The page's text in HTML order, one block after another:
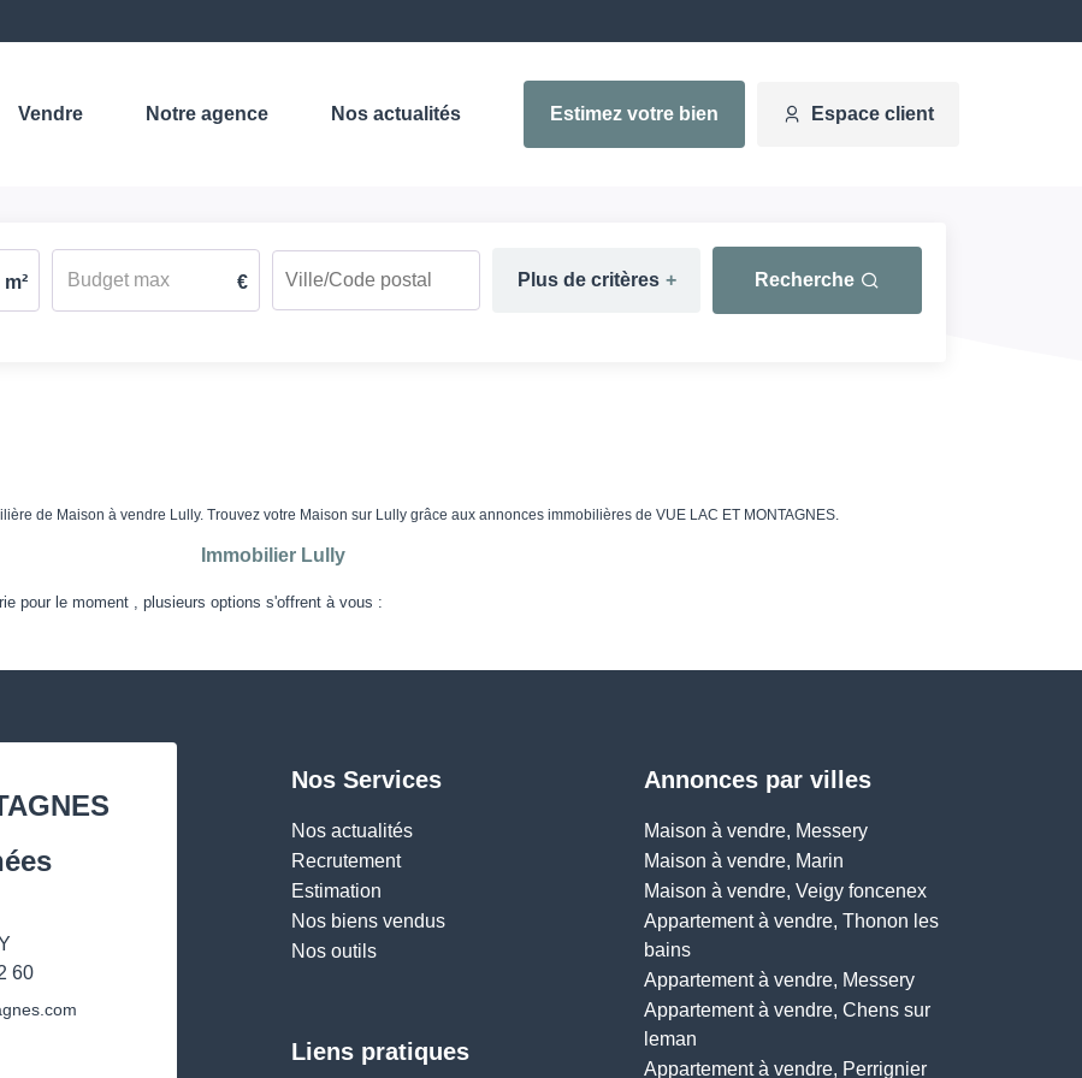
Vendre Notre agence Nos actualités Estimez votre bien Espace client
m² € Plus de critères + Recherche
de Maison à vendre Lully. Trouvez votre Maison sur Lully grâce aux annonces immobilières de VUE LAC ET MONTAGNES.
Immobilier Lully
pour le moment , plusieurs options s'offrent à vous :
60
Nos Services
Nos actualités
Recrutement
Estimation
Nos biens vendus
Nos outils
Liens pratiques
Annonces par villes
Maison à vendre, Messery
Maison à vendre, Marin
Maison à vendre, Veigy foncenex
Appartement à vendre, Thonon les
bains
Appartement à vendre, Messery
Appartement à vendre, Chens sur
leman
Appartement à vendre, Perrignier